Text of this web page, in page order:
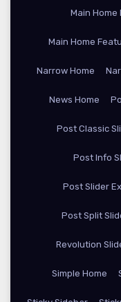
Main Home
Main Home
Narrow Home
News Home
Post Classic
Post Info
Post Slider
Post Split
Revolution
Simple Home